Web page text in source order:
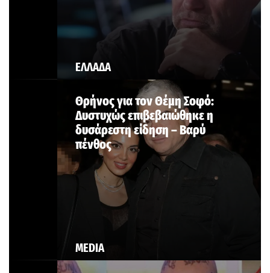
ΕΛΛΑΔΑ
MEDIA
Θρήνος για τον Θέμη Σοφό:
Δυστυχώς επιβεβαιώθηκε η
δυσάρεστη είδηση – Βαρύ
πένθος